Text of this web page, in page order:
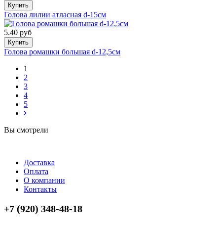
Купить
Голова лилии атласная d-15см
5.40 руб
Купить
Голова ромашки большая d-12,5см
1
2
3
4
5
Вы смотрели
Доставка
Оплата
О компании
Контакты
+7 (920) 348-48-18